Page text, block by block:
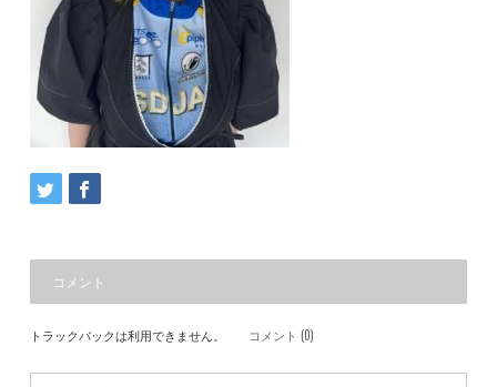
コメント
トラックバックは利用できません。 コメント (0)